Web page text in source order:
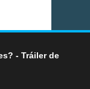
- Tráiler de